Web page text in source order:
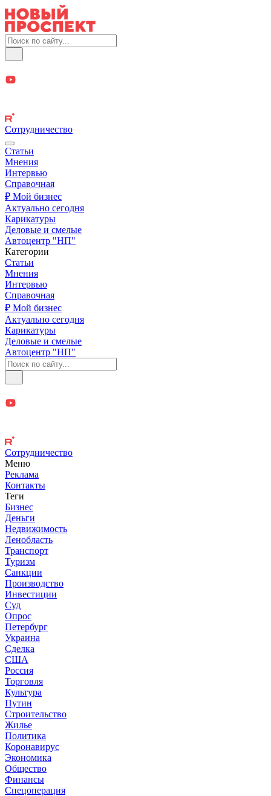
Сотрудничество
Статьи
Мнения
Интервью
Справочная
₽ Мой бизнес
Актуально сегодня
Карикатуры
Деловые и смелые
Автоцентр "НП"
Категории
Статьи
Мнения
Интервью
Справочная
₽ Мой бизнес
Актуально сегодня
Карикатуры
Деловые и смелые
Автоцентр "НП"
Сотрудничество
Меню
Реклама
Контакты
Теги
Бизнес
Деньги
Недвижимость
Ленобласть
Транспорт
Туризм
Санкции
Производство
Инвестиции
Суд
Опрос
Петербург
Украина
Сделка
США
Россия
Торговля
Культура
Путин
Строительство
Жилье
Политика
Коронавирус
Экономика
Общество
Финансы
Спецоперация